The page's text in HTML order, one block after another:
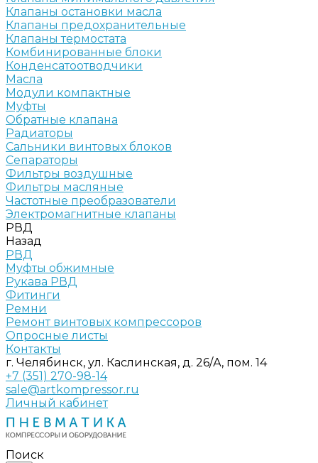
Клапаны остановки масла
Клапаны предохранительные
Клапаны термостата
Комбинированные блоки
Конденсатоотводчики
Масла
Модули компактные
Муфты
Обратные клапана
Радиаторы
Сальники винтовых блоков
Сепараторы
Фильтры воздушные
Фильтры масляные
Частотные преобразователи
Электромагнитные клапаны
РВД
Назад
РВД
Муфты обжимные
Рукава РВД
Фитинги
Ремни
Ремонт винтовых компрессоров
Опросные листы
Контакты
г. Челябинск, ул. Каслинская, д. 26/А, пом. 14
+7 (351) 270-98-14
sale@artkompressor.ru
Личный кабинет
Поиск